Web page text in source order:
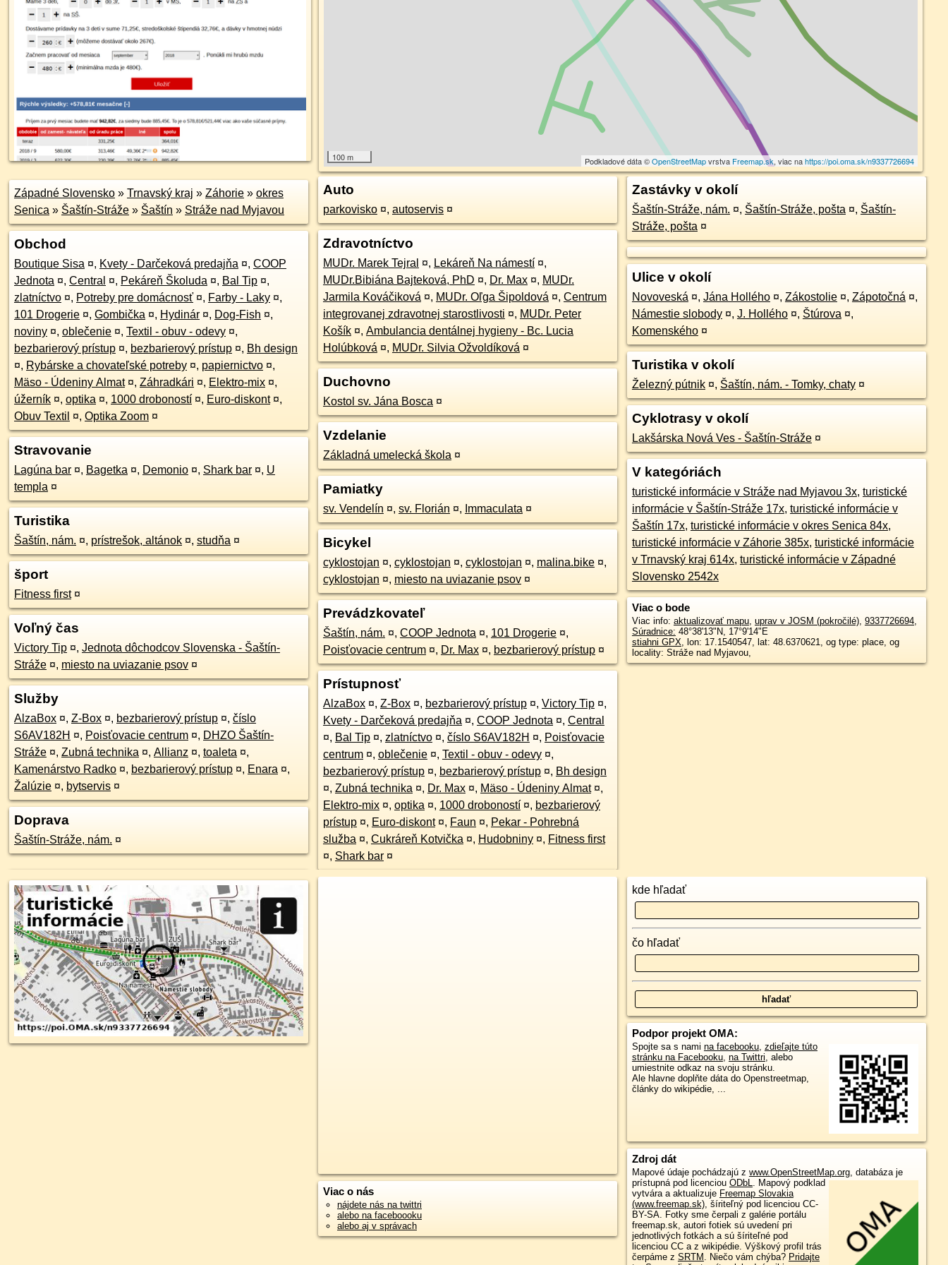
100 m Podkladové dáta ©OpenStreetMapvrstva Freemap.sk, viac nahttps://poi.oma.sk/n9337726694
Západné Slovensko » Trnavský kraj » Záhorie » okres
Senica » Šaštín-Stráže » Šaštín » Stráže nad Myjavou
Obchod
Boutique Sisa ¤, Kvety - Darčeková predajňa ¤, COOP
Jednota ¤, Central ¤, Pekáreň Školuda ¤, Bal Tip ¤,
zlatníctvo ¤, Potreby pre domácnosť ¤, Farby - Laky ¤,
101 Drogerie ¤, Gombička ¤, Hydinár ¤, Dog-Fish ¤,
noviny ¤, oblečenie ¤, Textil - obuv - odevy ¤,
bezbarierový prístup ¤, bezbarierový prístup ¤, Bh design
¤, Rybárske a chovateľské potreby ¤, papiernictvo ¤,
Mäso - Údeniny Almat ¤, Záhradkári ¤, Elektro-mix ¤,
úžerník ¤, optika ¤, 1000 droboností ¤, Euro-diskont ¤,
Obuv Textil ¤, Optika Zoom ¤
Stravovanie
Lagúna bar ¤, Bagetka ¤, Demonio ¤, Shark bar ¤, U
templa ¤
Turistika
Šaštín, nám. ¤, prístrešok, altánok ¤, studňa ¤
šport
Fitness first ¤
Voľný čas
Victory Tip ¤, Jednota dôchodcov Slovenska - Šaštín-
Stráže ¤, miesto na uviazanie psov ¤
Služby
AlzaBox ¤, Z-Box ¤, bezbarierový prístup ¤, číslo
S6AV182H ¤, Poisťovacie centrum ¤, DHZO Šaštín-
Stráže ¤, Zubná technika ¤, Allianz ¤, toaleta ¤,
Kamenárstvo Radko ¤, bezbarierový prístup ¤, Enara ¤,
Žalúzie ¤, bytservis ¤
Doprava
Šaštín-Stráže, nám. ¤
Auto
parkovisko ¤, autoservis ¤
Zdravotníctvo
MUDr. Marek Tejral ¤, Lekáreň Na námestí ¤,
MUDr.Bibiána Bajteková, PhD ¤, Dr. Max ¤, MUDr.
Jarmila Kováčiková ¤, MUDr. Oľga Šipoldová ¤, Centrum
integrovanej zdravotnej starostlivosti ¤, MUDr. Peter
Košík ¤, Ambulancia dentálnej hygieny - Bc. Lucia
Holúbková ¤, MUDr. Silvia Ožvoldíková ¤
Duchovno
Kostol sv. Jána Bosca ¤
Vzdelanie
Základná umelecká škola ¤
Pamiatky
sv. Vendelín ¤, sv. Florián ¤, Immaculata ¤
Bicykel
cyklostojan ¤, cyklostojan ¤, cyklostojan ¤, malina.bike ¤,
cyklostojan ¤, miesto na uviazanie psov ¤
Prevádzkovateľ
Šaštín, nám. ¤, COOP Jednota ¤, 101 Drogerie ¤,
Poisťovacie centrum ¤, Dr. Max ¤, bezbarierový prístup ¤
Prístupnosť
AlzaBox ¤, Z-Box ¤, bezbarierový prístup ¤, Victory Tip ¤,
Kvety - Darčeková predajňa ¤, COOP Jednota ¤, Central
¤, Bal Tip ¤, zlatníctvo ¤, číslo S6AV182H ¤, Poisťovacie
centrum ¤, oblečenie ¤, Textil - obuv - odevy ¤,
bezbarierový prístup ¤, bezbarierový prístup ¤, Bh design
¤, Zubná technika ¤, Dr. Max ¤, Mäso - Údeniny Almat ¤,
Elektro-mix ¤, optika ¤, 1000 droboností ¤, bezbarierový
prístup ¤, Euro-diskont ¤, Faun ¤, Pekar - Pohrebná
služba ¤, Cukráreň Kotvička ¤, Hudobniny ¤, Fitness first
¤, Shark bar ¤
Zastávky v okolí
Šaštín-Stráže, nám. ¤, Šaštín-Stráže, pošta ¤, Šaštín-
Stráže, pošta ¤
Ulice v okolí
Novoveská ¤, Jána Hollého ¤, Zákostolie ¤, Zápotočná ¤,
Námestie slobody ¤, J. Hollého ¤, Štúrova ¤,
Komenského ¤
Turistika v okolí
Železný pútnik ¤, Šaštín, nám. - Tomky, chaty ¤
Cyklotrasy v okolí
Lakšárska Nová Ves - Šaštín-Stráže ¤
V kategóriách
turistické informácie v Stráže nad Myjavou 3x, turistické
informácie v Šaštín-Stráže 17x, turistické informácie v
Šaštín 17x, turistické informácie v okres Senica 84x,
turistické informácie v Záhorie 385x, turistické informácie
v Trnavský kraj 614x, turistické informácie v Západné
Slovensko 2542x
Viac o bode
Viac info: aktualizovať mapu, uprav v JOSM (pokročilé), 9337726694,
Súradnice: 48°38'13"N, 17°9'14"E
stiahni GPX, lon: 17.1540547, lat: 48.6370621, og type: place, og
locality: Stráže nad Myjavou,
Viac o nás
nájdete nás na twittri
alebo na faceboooku
alebo aj v správach
kde hľadať
čo hľadať
Podpor projekt OMA:
Spojte sa s nami na facebooku, zdieľajte túto
stránku na Facebooku, na Twittri, alebo
umiestnite odkaz na svoju stránku.
Ale hlavne doplňte dáta do Openstreetmap,
články do wikipédie, ...
Zdroj dát
Mapové údaje pochádzajú z www.OpenStreetMap.org, databáza je
prístupná pod licenciou ODbL. Mapový podklad
vytvára a aktualizuje Freemap Slovakia
(www.freemap.sk), šíriteľný pod licenciou CC-
BY-SA. Fotky sme čerpali z galérie portálu
freemap.sk, autori fotiek sú uvedení pri
jednotlivých fotkách a sú šíriteľné pod
licenciou CC a z wikipédie. Výškový profil trás
čerpáme z SRTM . Niečo vám chýba? Pridajte